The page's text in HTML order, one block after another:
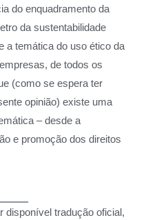
do enquadramento da
da sustentabilidade
a temática do uso ético da
de todos os
(como se espera ter
opinião) existe uma
– desde a
e promoção dos direitos
disponível tradução oficial,